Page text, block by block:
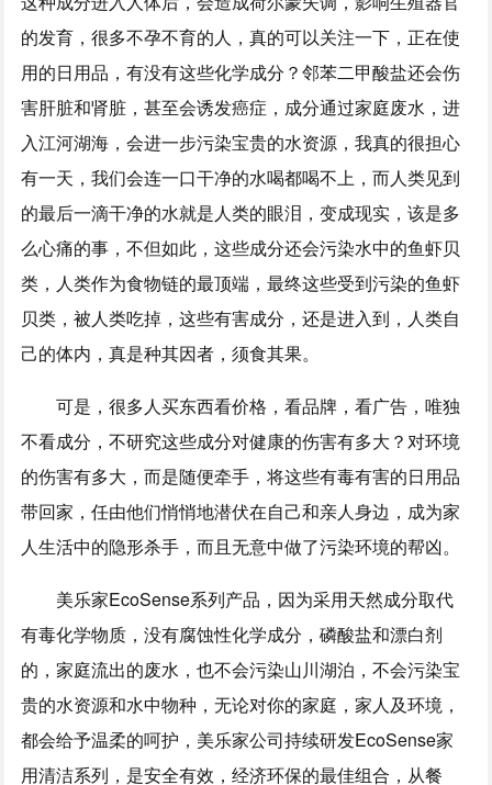
的发育，很多不孕不育的人，真的可以关注一下，正在使
用的日用品，有没有这些化学成分？邻苯二甲酸盐还会伤
害肝脏和肾脏，甚至会诱发癌症，成分通过家庭废水，进
入江河湖海，会进一步污染宝贵的水资源，我真的很担心
有一天，我们会连一口干净的水喝都喝不上，而人类见到
的最后一滴干净的水就是人类的眼泪，变成现实，该是多
么心痛的事，不但如此，这些成分还会污染水中的鱼虾贝
类，人类作为食物链的最顶端，最终这些受到污染的鱼虾
贝类，被人类吃掉，这些有害成分，还是进入到，人类自
己的体内，真是种其因者，须食其果。
可是，很多人买东西看价格，看品牌，看广告，唯独
不看成分，不研究这些成分对健康的伤害有多大？对环境
的伤害有多大，而是随便牵手，将这些有毒有害的日用品
带回家，任由他们悄悄地潜伏在自己和亲人身边，成为家
人生活中的隐形杀手，而且无意中做了污染环境的帮凶。
美乐家EcoSense系列产品，因为采用天然成分取代
有毒化学物质，没有腐蚀性化学成分，磷酸盐和漂白剂
的，家庭流出的废水，也不会污染山川湖泊，不会污染宝
贵的水资源和水中物种，无论对你的家庭，家人及环境，
都会给予温柔的呵护，美乐家公司持续研发EcoSense家
用清洁系列，是安全有效，经济环保的最佳组合，从餐